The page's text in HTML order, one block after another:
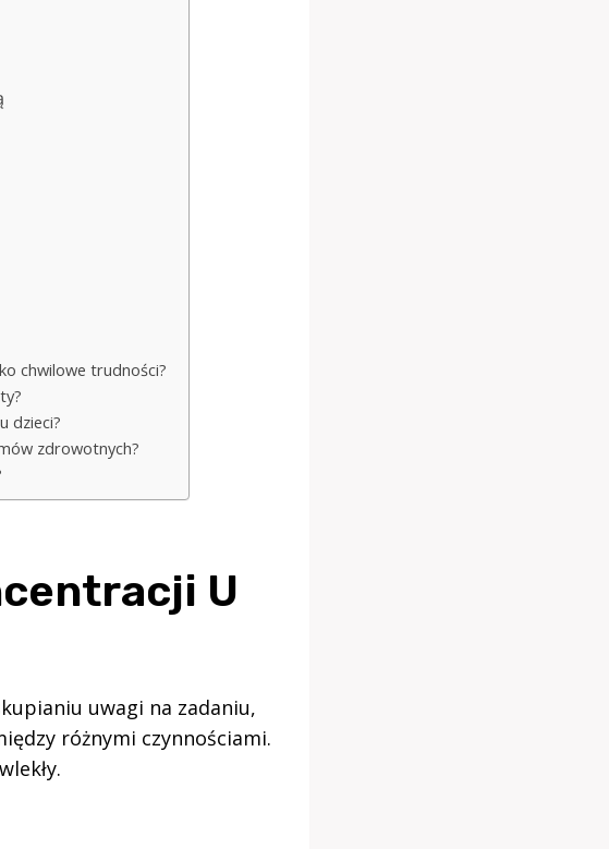
chwilowe trudności?
dzieci?
zdrowotnych?
U
uwagi na zadaniu,
różnymi czynnościami.